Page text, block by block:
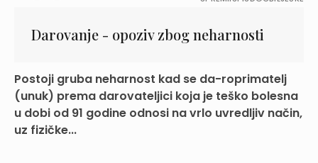
Darovanje - opoziv zbog neharnosti
Postoji gruba neharnost kad se da-roprimatelj
(unuk) prema darovateljici koja je teško bolesna
u dobi od 91 godine odnosi na vrlo uvredljiv način,
uz fizičke...